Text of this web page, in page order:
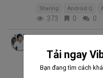
Sharing Android Q
373 0 0
thg 4 10, 2019 3:46 SA
Khám phá
Tải ngay
Bạn đang tìm cách